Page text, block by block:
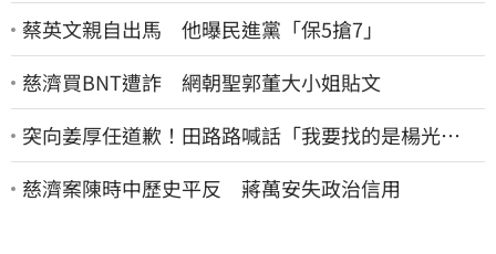
蔡英文親自出馬 他曝民進黨「保5搶7」
慈濟買BNT遭詐 網朝聖郭董大小姐貼文
突向姜厚任道歉！田路路喊話「我要找的是楊光
友」：當時太衝動
慈濟案陳時中歷史平反 蔣萬安失政治信用